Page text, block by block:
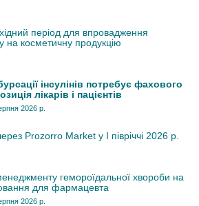
період для впровадження
на косметичну продукцію
інсулінів потребує фахового
лікарів і пацієнтів
2026 р.
Prozorro Market у I півріччі 2026 р.
гемороїдальної хвороби на
для фармацевта
2026 р.